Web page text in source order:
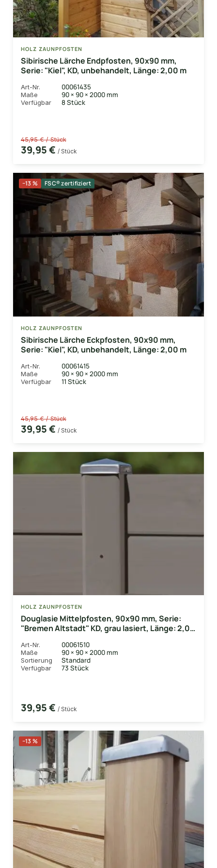
HOLZ ZAUNPFOSTEN
Sibirische Lärche Endpfosten, 90x90 mm,
Serie: "Kiel", KD, unbehandelt, Länge: 2,00 m
Art-Nr. 00061435
Maße 90 × 90 × 2000 mm
Verfügbar 8 Stück
45,95 € / Stück
39,95 € / Stück
−13 % FSC® zertifiziert
HOLZ ZAUNPFOSTEN
Sibirische Lärche Eckpfosten, 90x90 mm,
Serie: "Kiel", KD, unbehandelt, Länge: 2,00 m
Art-Nr. 00061415
Maße 90 × 90 × 2000 mm
Verfügbar 11 Stück
45,95 € / Stück
39,95 € / Stück
HOLZ ZAUNPFOSTEN
Douglasie Mittelpfosten, 90x90 mm, Serie:
"Bremen Altstadt" KD, grau lasiert, Länge: 2,00
Art-Nr. 00061510
Maße 90 × 90 × 2000 mm
Sortierung Standard
Verfügbar 73 Stück
39,95 € / Stück
−13 %